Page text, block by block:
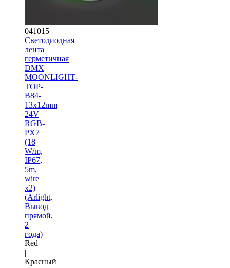
041015
Светодиодная
лента
герметичная
DMX
MOONLIGHT-
TOP-
B84-
13x12mm
24V
RGB-
PX7
(18
W/m,
IP67,
5m,
wire
x2)
(Arlight,
Вывод
прямой,
2
года)
Red
|
Красный